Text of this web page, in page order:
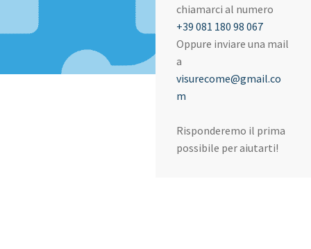
chiamarci al numero
+39 081 180 98 067
Oppure inviare una mail
a
visurecome@gmail.co
m
Risponderemo il prima
possibile per aiutarti!